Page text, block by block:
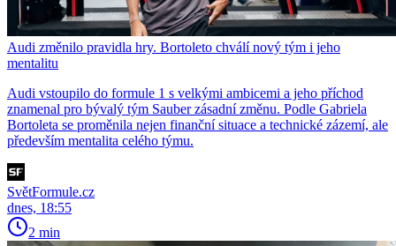
Audi změnilo pravidla hry. Bortoleto chválí nový tým i jeho
mentalitu
Audi vstoupilo do formule 1 s velkými ambicemi a jeho příchod
znamenal pro bývalý tým Sauber zásadní změnu. Podle Gabriela
Bortoleta se proměnila nejen finanční situace a technické zázemí, ale
především mentalita celého týmu.
SvětFormule.cz
dnes, 18:55
2 min